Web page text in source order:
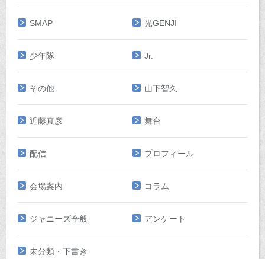
SMAP 光GENJI
少年隊 Jr.
その他 山下智久
近藤真彦 舞台
配信 プロフィール
会場案内 コラム
ジャニーズ全般 アンケート
未分類・下書き